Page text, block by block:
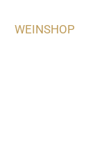
WEINSHOP